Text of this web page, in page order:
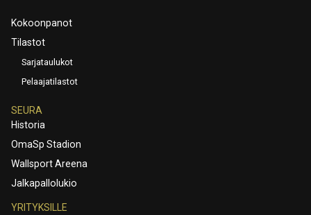
Kokoonpanot
Tilastot
Sarjataulukot
Pelaajatilastot
SEURA
Historia
OmaSp Stadion
Wallsport Areena
Jalkapallolukio
YRITYKSILLE